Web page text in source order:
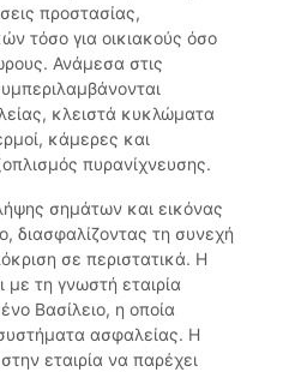
προστασίας,
τόσο για οικιακούς όσο
Ανάμεσα στις
κλειστά κυκλώματα
κάμερες και
πυρανίχνευσης.
σημάτων και εικόνας
διασφαλίζοντας τη συνεχή
σε περιστατικά. Η
τη γνωστή εταιρία
Βασίλειο, η οποία
ασφαλείας. Η
εταιρία να παρέχει